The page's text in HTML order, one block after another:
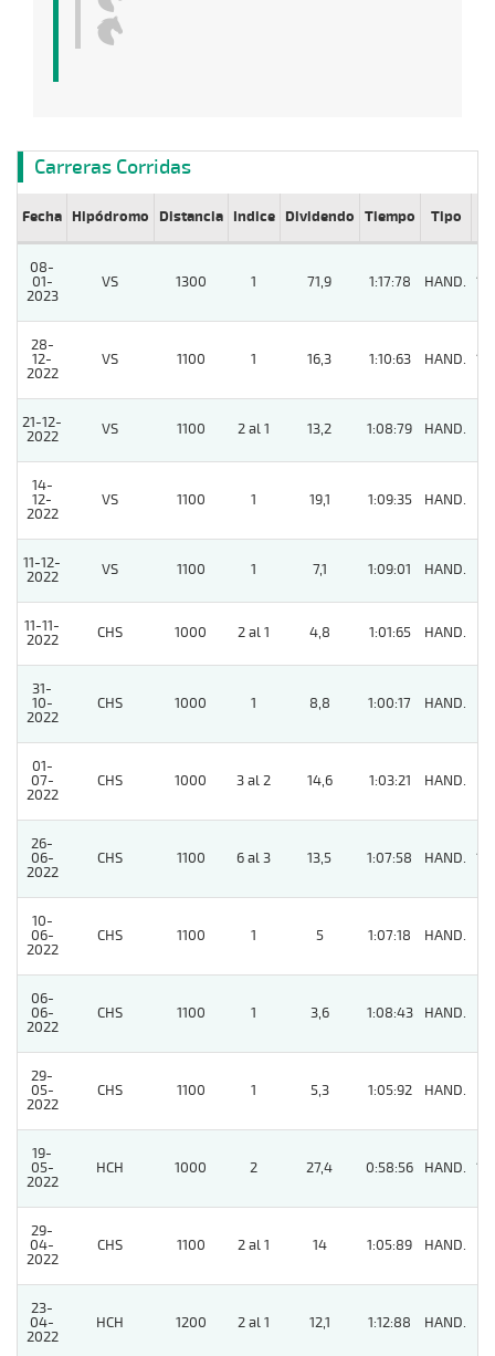
Carreras Corridas
Fecha Hipódromo Distancia Indice Dividendo Tiempo Tipo
08-
01-
2023
VS 1300 1 71,9 1:17:78 HAND. 15
28-
12-
2022
VS 1100 1 16,3 1:10:63 HAND. 15
21-12-
2022
VS 1100 2 al 1 13,2 1:08:79 HAND.
14-
12-
2022
VS 1100 1 19,1 1:09:35 HAND.
11-12-
2022
VS 1100 1 7,1 1:09:01 HAND.
11-11-
2022
CHS 1000 2 al 1 4,8 1:01:65 HAND.
31-
10-
2022
CHS 1000 1 8,8 1:00:17 HAND.
01-
07-
2022
CHS 1000 3 al 2 14,6 1:03:21 HAND.
26-
06-
2022
CHS 1100 6 al 3 13,5 1:07:58 HAND. 10
10-
06-
2022
CHS 1100 1 5 1:07:18 HAND.
06-
06-
2022
CHS 1100 1 3,6 1:08:43 HAND.
29-
05-
2022
CHS 1100 1 5,3 1:05:92 HAND.
19-
05-
2022
HCH 1000 2 27,4 0:58:56 HAND. 14
29-
04-
2022
CHS 1100 2 al 1 14 1:05:89 HAND.
23-
04-
2022
HCH 1200 2 al 1 12,1 1:12:88 HAND.